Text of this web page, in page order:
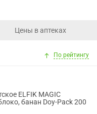
Цены в аптеках
По рейтингу
ELFIK MAGIC
банан Doy-Pack 200